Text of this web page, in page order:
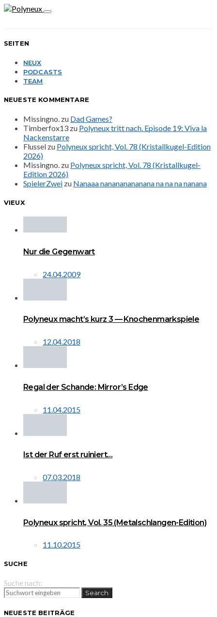
SEITEN
NEUX
PODCASTS
TEAM
NEUESTE KOMMENTARE
Missingno. zu Dad Games?
Timberfox13 zu Polyneux tritt nach. Episode 19: Viva la
Nackenstarre
Flussel zu Polyneux spricht, Vol. 78 (Kristallkugel-Edition
2026)
Missingno. zu Polyneux spricht, Vol. 78 (Kristallkugel-
Edition 2026)
SpielerZwei zu Nanaaa nanananananana na na na nanana
VIEUX
Nur die Gegenwart
24.04.2009
Polyneux macht’s kurz 3 — Knochenmarkspiele
12.04.2018
Regal der Schande: Mirror’s Edge
11.04.2015
Ist der Ruf erst ruiniert…
07.03.2018
Polyneux spricht, Vol. 35 (Metalschlangen-Edition)
11.10.2015
SUCHE
Suche nach:
Search
NEUESTE BEITRÄGE